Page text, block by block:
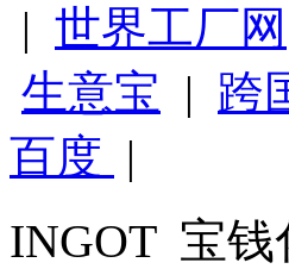
| 世界工厂网
生意宝 | 跨
百度 |
INGOT 宝钱